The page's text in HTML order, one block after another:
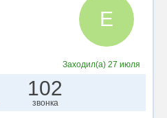
Е
Заходил(а)27 июля
102
звонка